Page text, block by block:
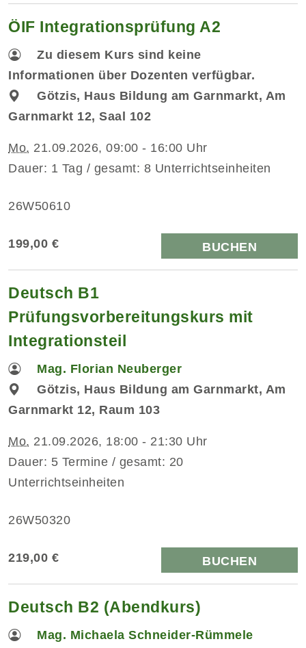
ÖIF Integrationsprüfung A2
Zu diesem Kurs sind keine
Informationen über Dozenten verfügbar.
Götzis, Haus Bildung am Garnmarkt, Am
Garnmarkt 12, Saal 102
Mo. 21.09.2026, 09:00 - 16:00 Uhr
Dauer: 1 Tag / gesamt: 8 Unterrichtseinheiten
26W50610
199,00 € BUCHEN
Deutsch B1
Prüfungsvorbereitungskurs mit
Integrationsteil
Mag. Florian Neuberger
Götzis, Haus Bildung am Garnmarkt, Am
Garnmarkt 12, Raum 103
Mo. 21.09.2026, 18:00 - 21:30 Uhr
Dauer: 5 Termine / gesamt: 20
Unterrichtseinheiten
26W50320
219,00 € BUCHEN
Deutsch B2 (Abendkurs)
Mag. Michaela Schneider-Rümmele